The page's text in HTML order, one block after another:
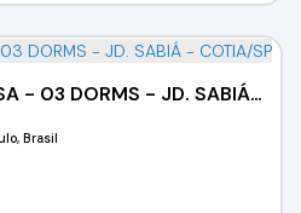
OPORTUNIDADE!!! CASA - 03 DORMS - JD. SABIÁ - COTIA/SP
Brasil